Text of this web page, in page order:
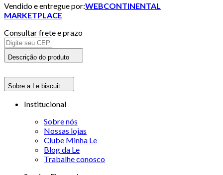
Vendido e entregue por:WEBCONTINENTAL
MARKETPLACE
Consultar frete e prazo
Descrição do produto
Sobre a Le biscuit
Institucional
Sobre nós
Nossas lojas
Clube Minha Le
Blog da Le
Trabalhe conosco